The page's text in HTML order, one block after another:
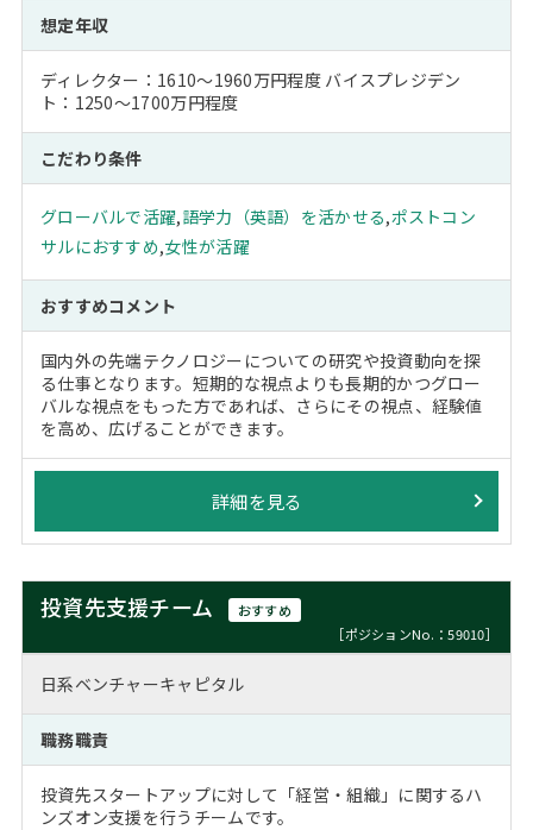
想定年収
ディレクター：1610～1960万円程度 バイスプレジデン
ト：1250～1700万円程度
こだわり条件
グローバルで活躍,語学力（英語）を活かせる,ポストコン
サルにおすすめ,女性が活躍
おすすめコメント
国内外の先端テクノロジーについての研究や投資動向を探
る仕事となります。短期的な視点よりも長期的かつグロー
バルな視点をもった方であれば、さらにその視点、経験値
を高め、広げることができます。
詳細を見る
投資先支援チーム
おすすめ
［ポジションNo.：59010］
日系ベンチャーキャピタル
職務職責
投資先スタートアップに対して「経営・組織」に関するハ
ンズオン支援を行うチームです。